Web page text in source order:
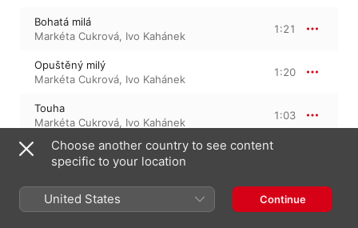
Bohatá milá
Markéta Cukrová, Ivo Kahánek
1:21
Opuštěný milý
Markéta Cukrová, Ivo Kahánek
1:20
Touha
Markéta Cukrová, Ivo Kahánek
1:03
Zvědavá dievča
Ivo Kahánek,Markéta Cukrová
Veselé dievča
Markéta Cukrová,Ivo Kahánek
0:28
Choose another country to see content
specific to your location
United States Continue